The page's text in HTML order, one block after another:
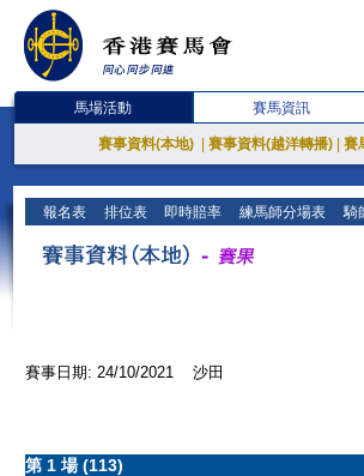
馬場活動 賽馬資訊
賽事資料(本地) 賽事資料(越洋轉播) 賽
報名表 排位表 即時賠率 練馬師分場表 騎
賽事日期: 24/10/2021 沙田
第 1 場 (113)